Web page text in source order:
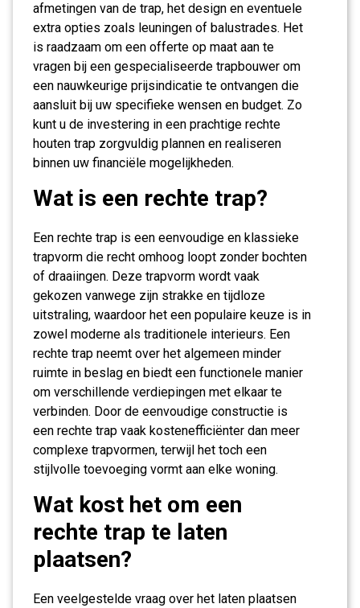
afmetingen van de trap, het design en eventuele
extra opties zoals leuningen of balustrades. Het
is raadzaam om een offerte op maat aan te
vragen bij een gespecialiseerde trapbouwer om
een nauwkeurige prijsindicatie te ontvangen die
aansluit bij uw specifieke wensen en budget. Zo
kunt u de investering in een prachtige rechte
houten trap zorgvuldig plannen en realiseren
binnen uw financiële mogelijkheden.
Wat is een rechte trap?
Een rechte trap is een eenvoudige en klassieke
trapvorm die recht omhoog loopt zonder bochten
of draaiingen. Deze trapvorm wordt vaak
gekozen vanwege zijn strakke en tijdloze
uitstraling, waardoor het een populaire keuze is in
zowel moderne als traditionele interieurs. Een
rechte trap neemt over het algemeen minder
ruimte in beslag en biedt een functionele manier
om verschillende verdiepingen met elkaar te
verbinden. Door de eenvoudige constructie is
een rechte trap vaak kostenefficiënter dan meer
complexe trapvormen, terwijl het toch een
stijlvolle toevoeging vormt aan elke woning.
Wat kost het om een
rechte trap te laten
plaatsen?
Een veelgestelde vraag over het laten plaatsen